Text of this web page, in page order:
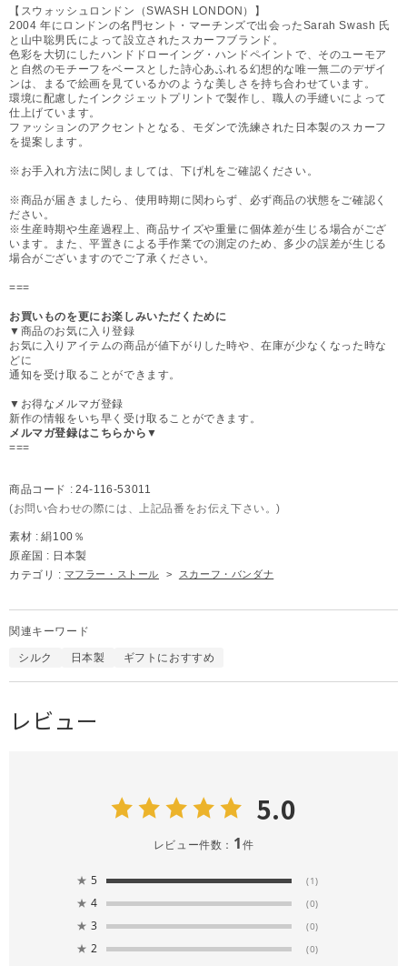
【スウォッシュロンドン（SWASH LONDON）】
2004 年にロンドンの名門セント・マーチンズで出会ったSarah Swash 氏
と山中聡男氏によって設立されたスカーフブランド。
色彩を大切にしたハンドドローイング・ハンドペイントで、そのユーモア
と自然のモチーフをベースとした詩心あふれる幻想的な唯一無二のデザイ
ンは、まるで絵画を見ているかのような美しさを持ち合わせています。
環境に配慮したインクジェットプリントで製作し、職人の手縫いによって
仕上げています。
ファッションのアクセントとなる、モダンで洗練された日本製のスカーフ
を提案します。
※お手入れ方法に関しましては、下げ札をご確認ください。
※商品が届きましたら、使用時期に関わらず、必ず商品の状態をご確認く
ださい。
※生産時期や生産過程上、商品サイズや重量に個体差が生じる場合がござ
います。また、平置きによる手作業での測定のため、多少の誤差が生じる
場合がございますのでご了承ください。
===
お買いものを更にお楽しみいただくために
▼商品のお気に入り登録
お気に入りアイテムの商品が値下がりした時や、在庫が少なくなった時な
どに
通知を受け取ることができます。
▼お得なメルマガ登録
新作の情報をいち早く受け取ることができます。
メルマガ登録はこちらから▼
===
商品コード : 24-116-53011
(お問い合わせの際には、上記品番をお伝え下さい。)
素材 : 絹100％
原産国 : 日本製
カテゴリ : マフラー・ストール > スカーフ・バンダナ
関連キーワード
シルク 日本製 ギフトにおすすめ
レビュー
5.0
レビュー件数： 1件
★ 5 (1)
★ 4 (0)
★ 3 (0)
★ 2 (0)